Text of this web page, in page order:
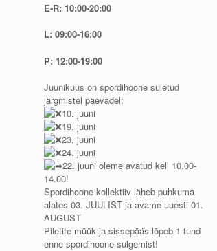
E-R: 10:00-20:00
L: 09:00-16:00
P: 12:00-19:00
Juunikuus on spordihoone suletud
järgmistel päevadel:
10. juuni
19. juuni
23. juuni
24. juuni
22. juuni oleme avatud kell 10.00-
14.00!
Spordihoone kollektiiv läheb puhkuma
alates 03. JUULIST ja avame uuesti 01.
AUGUST
Piletite müük ja sissepääs lõpeb 1 tund
enne spordihoone sulgemist!